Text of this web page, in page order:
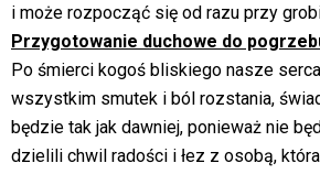
i może rozpocząć się od razu przy
Przygotowanie duchowe do
Po śmierci kogoś bliskiego nasze
wszystkim smutek i ból rozstania,
będzie tak jak dawniej, ponieważ nie
dzielili chwil radości i łez z osobą, która